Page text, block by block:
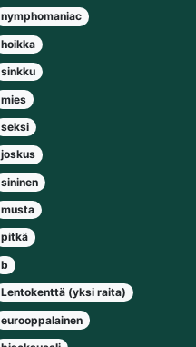
nymphomaniac
hoikka
sinkku
mies
seksi
joskus
sininen
musta
pitkä
b
Lentokenttä (yksi raita)
eurooppalainen